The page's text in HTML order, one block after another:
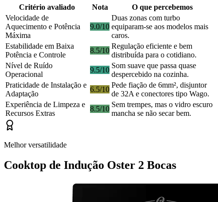
Critério avaliado Nota
O que percebemos
Velocidade de
Aquecimento e Potência
Máxima
9.0/10
Duas zonas com turbo
equiparam-se aos modelos mais
caros.
Estabilidade em Baixa
Potência e Controle
8.5/10
Regulação eficiente e bem
distribuída para o cotidiano.
Nível de Ruído
Operacional
9.5/10
Som suave que passa quase
despercebido na cozinha.
Praticidade de Instalação e
Adaptação
6.5/10
Pede fiação de 6mm², disjuntor
de 32A e conectores tipo Wago.
Experiência de Limpeza e
Recursos Extras
8.5/10
Sem trempes, mas o vidro escuro
mancha se não secar bem.
Melhor versatilidade
Cooktop de Indução Oster 2 Bocas